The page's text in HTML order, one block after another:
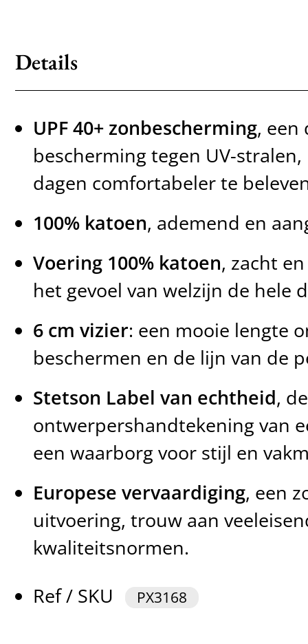
Details
UPF 40+ zonbescherming, een
bescherming tegen UV-
dagen comfortabeler te
100% katoen, ademend en
Voering 100% katoen, zacht
het gevoel van welzijn de hele
6 cm vizier: een mooie lengte
beschermen en de lijn van de
Stetson Label van echtheid, de
ontwerpershandtekening van
een waarborg voor stijl en
Europese vervaardiging, een
uitvoering, trouw aan
kwaliteitsnormen.
Ref / SKU
PX3168